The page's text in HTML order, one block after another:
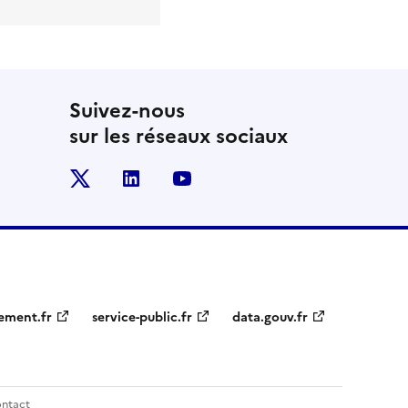
Suivez-nous
sur les réseaux sociaux
linkedin
service-public.fr data.gouv.fr